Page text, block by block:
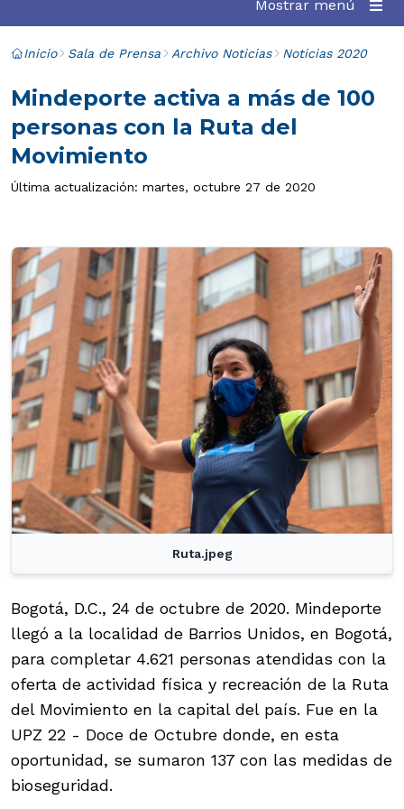
Mostrar menú
Inicio Sala de Prensa Archivo Noticias Noticias 2020
Mindeporte activa a más de 100
personas con la Ruta del
Movimiento
Última actualización: martes, octubre 27 de 2020
Ruta.jpeg
Bogotá, D.C., 24 de octubre de 2020. Mindeporte
llegó a la localidad de Barrios Unidos, en Bogotá,
para completar 4.621 personas atendidas con la
oferta de actividad física y recreación de la Ruta
del Movimiento en la capital del país. Fue en la
UPZ 22 - Doce de Octubre donde, en esta
oportunidad, se sumaron 137 con las medidas de
bioseguridad.